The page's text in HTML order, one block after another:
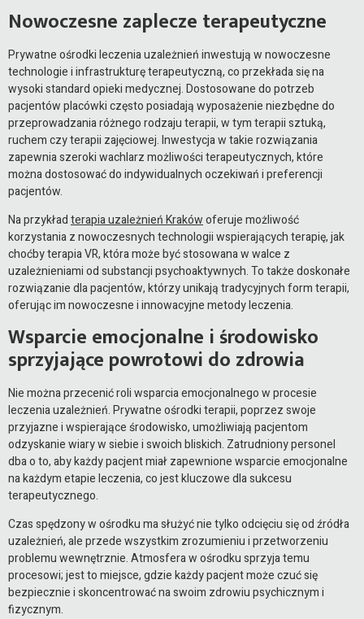
Nowoczesne zaplecze terapeutyczne
Prywatne ośrodki leczenia uzależnień inwestują w nowoczesne
technologie i infrastrukturę terapeutyczną, co przekłada się na
wysoki standard opieki medycznej. Dostosowane do potrzeb
pacjentów placówki często posiadają wyposażenie niezbędne do
przeprowadzania różnego rodzaju terapii, w tym terapii sztuką,
ruchem czy terapii zajęciowej. Inwestycja w takie rozwiązania
zapewnia szeroki wachlarz możliwości terapeutycznych, które
można dostosować do indywidualnych oczekiwań i preferencji
pacjentów.
Na przykładterapia uzależnień Krakówoferuje możliwość
korzystania z nowoczesnych technologii wspierających terapię, jak
choćby terapia VR, która może być stosowana w walce z
uzależnieniami od substancji psychoaktywnych. To także doskonałe
rozwiązanie dla pacjentów, którzy unikają tradycyjnych form terapii,
oferując im nowoczesne i innowacyjne metody leczenia.
Wsparcie emocjonalne i środowisko
sprzyjające powrotowi do zdrowia
Nie można przecenić roli wsparcia emocjonalnego w procesie
leczenia uzależnień. Prywatne ośrodki terapii, poprzez swoje
przyjazne i wspierające środowisko, umożliwiają pacjentom
odzyskanie wiary w siebie i swoich bliskich. Zatrudniony personel
dba o to, aby każdy pacjent miał zapewnione wsparcie emocjonalne
na każdym etapie leczenia, co jest kluczowe dla sukcesu
terapeutycznego.
Czas spędzony w ośrodku ma służyć nie tylko odcięciu się od źródła
uzależnień, ale przede wszystkim zrozumieniu i przetworzeniu
problemu wewnętrznie. Atmosfera w ośrodku sprzyja temu
procesowi; jest to miejsce, gdzie każdy pacjent może czuć się
bezpiecznie i skoncentrować na swoim zdrowiu psychicznym i
fizycznym.